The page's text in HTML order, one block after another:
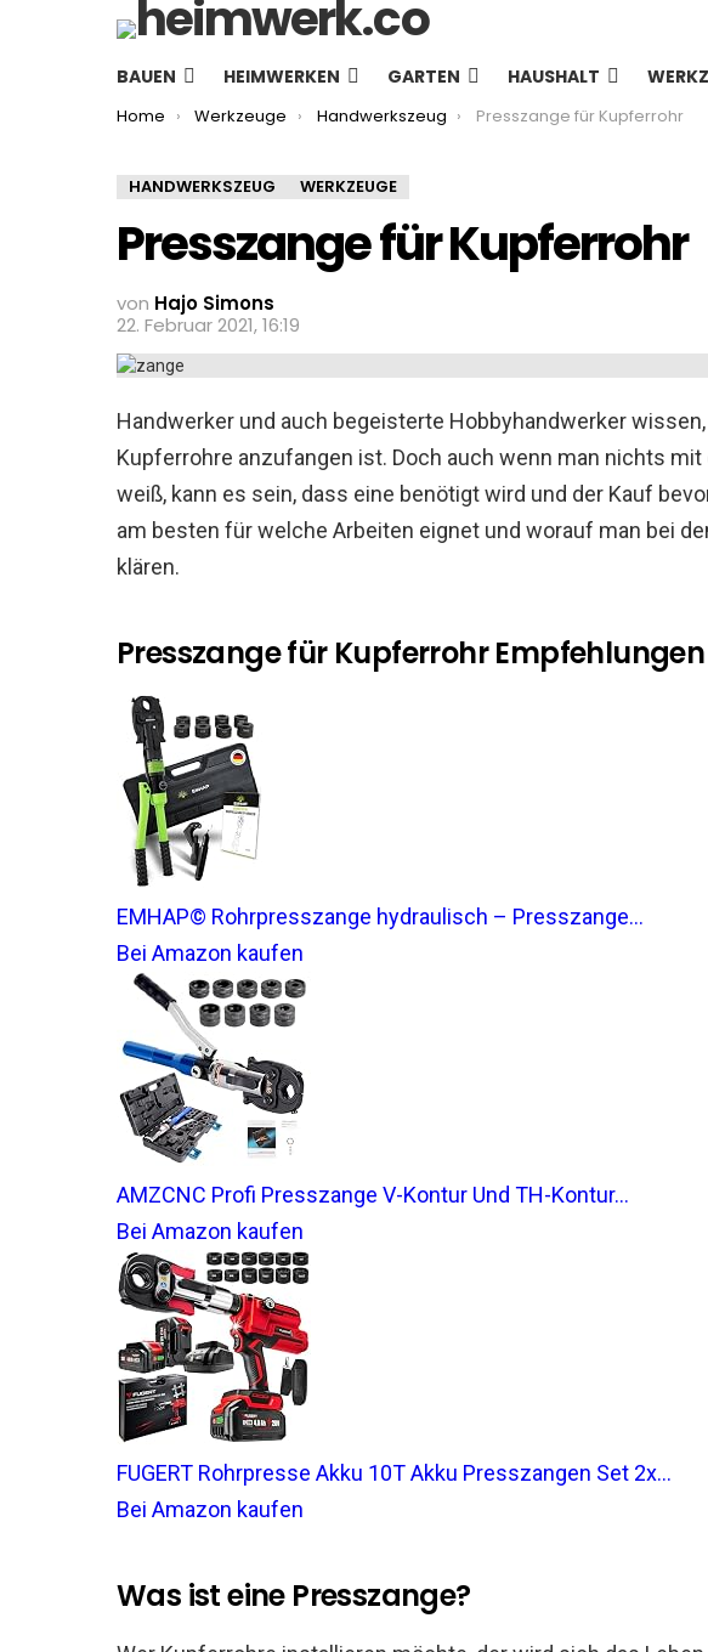
BAUEN HEIMWERKEN GARTEN HAUSHALT
You are here:
Home Werkzeuge Handwerkszeug Presszange für Kupferrohr
HANDWERKSZEUG WERKZEUGE
Presszange für Kupferrohr
von Hajo Simons
22. Februar 2021, 16:19
Handwerker und auch begeisterte Hobbyhandwerker
Kupferrohre anzufangen ist. Doch auch wenn man nichts
weiß, kann es sein, dass eine benötigt wird und der Kauf
am besten für welche Arbeiten eignet und worauf man bei
klären.
Presszange für Kupferrohr Empfehlungen
EMHAP© Rohrpresszange hydraulisch – Presszange...
Bei Amazon kaufen
AMZCNC Profi Presszange V-Kontur Und TH-Kontur...
Bei Amazon kaufen
FUGERT Rohrpresse Akku 10T Akku Presszangen Set 2x...
Bei Amazon kaufen
Was ist eine Presszange?